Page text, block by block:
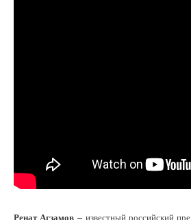
Ренат Агзамов – известный российский